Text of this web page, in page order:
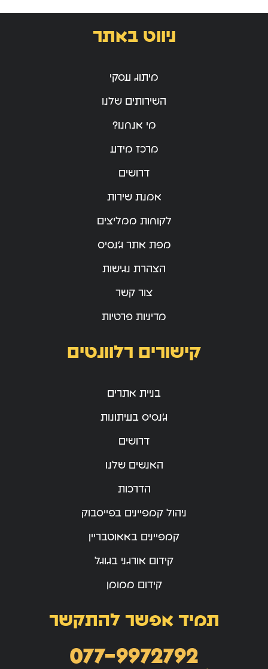
ניווט באתר
מיתוג עסקי
השירותים שלנו
מי אנחנו?
מרכז מידע
דרושים
אמנת שירות
לקוחות ממליצים
מפת אתר ג’נסיס
הצהרת נגישות
צור קשר
מדיניות פרטיות
קישורים רלוונטים
בניית אתרים
ג’נסיס בעיתונות
דרושים
האנשים שלנו
הדרכות
ניהול קמפיינים בפייסבוק
קמפיינים באאוטבריין
קידום אורגני בגוגל
קידום ממומן
תמיד אפשר להתקשר
077-9972792